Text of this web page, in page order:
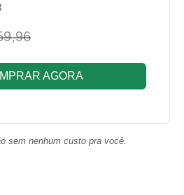
AGORA
sem nenhum custo pra você.